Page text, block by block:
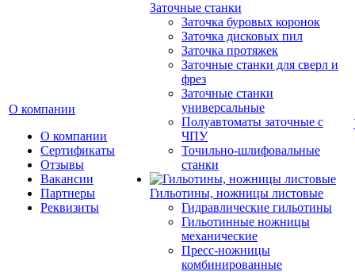
О компании
О компании
Сертификаты
Отзывы
Вакансии
Партнеры
Реквизиты
Заточные станки
Заточка буровых коронок
Заточка дисковых пил
Заточка протяжек
Заточные станки для сверл и
фрез
Заточные станки
универсальные
Полуавтоматы заточные с
ЧПУ
Точильно-шлифовальные
станки
Гильотины, ножницы листовые
Гидравлические гильотины
Гильотинные ножницы
механические
Пресс-ножницы
комбинированные